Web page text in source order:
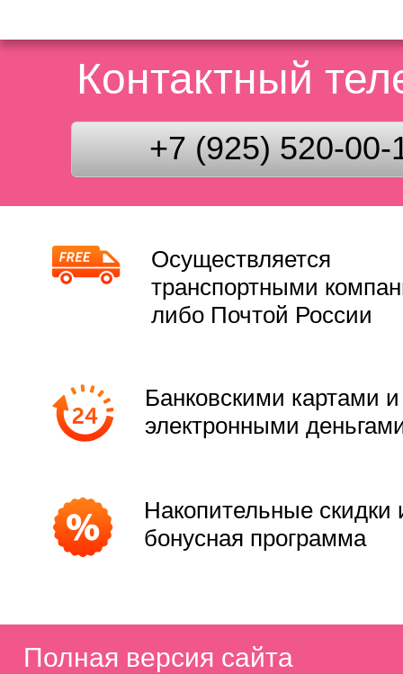
Контактный
+7 (925) 520-00-
Осуществляется
транспортными
либо Почтой России
Банковскими картами и
электронными
Накопительные скидки
бонусная программа
Полная версия сайта